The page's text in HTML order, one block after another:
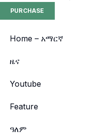
PURCHASE
Home – አማርኛ
ዜና
Youtube
Feature
ዓለም